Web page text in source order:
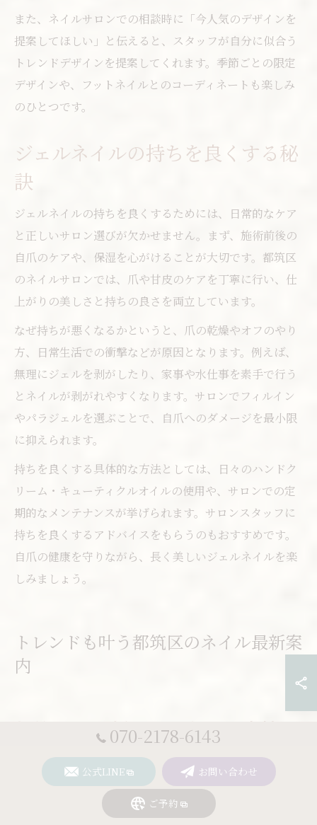
また、ネイルサロンでの相談時に「今人気のデザインを
提案してほしい」と伝えると、スタッフが自分に似合う
トレンドデザインを提案してくれます。季節ごとの限定
デザインや、フットネイルとのコーディネートも楽しみ
のひとつです。
ジェルネイルの持ちを良くする秘
訣
ジェルネイルの持ちを良くするためには、日常的なケア
と正しいサロン選びが欠かせません。まず、施術前後の
自爪のケアや、保湿を心がけることが大切です。都筑区
のネイルサロンでは、爪や甘皮のケアを丁寧に行い、仕
上がりの美しさと持ちの良さを両立しています。
なぜ持ちが悪くなるかというと、爪の乾燥やオフのやり
方、日常生活での衝撃などが原因となります。例えば、
無理にジェルを剥がしたり、家事や水仕事を素手で行う
とネイルが剥がれやすくなります。サロンでフィルイン
やパラジェルを選ぶことで、自爪へのダメージを最小限
に抑えられます。
持ちを良くする具体的な方法としては、日々のハンドク
リーム・キューティクルオイルの使用や、サロンでの定
期的なメンテナンスが挙げられます。サロンスタッフに
持ちを良くするアドバイスをもらうのもおすすめです。
自爪の健康を守りながら、長く美しいジェルネイルを楽
しみましょう。
トレンドも叶う都筑区のネイル最新案
内
都筑区の最新ジェルネイル事情を
解説
神奈川県横浜市都筑区では、ジェルネイルの人気が年々
高まっています。特にセンター北エリアを中心に、ネイ
070-2178-6143
公式LINE お問い合わせ
ご予約